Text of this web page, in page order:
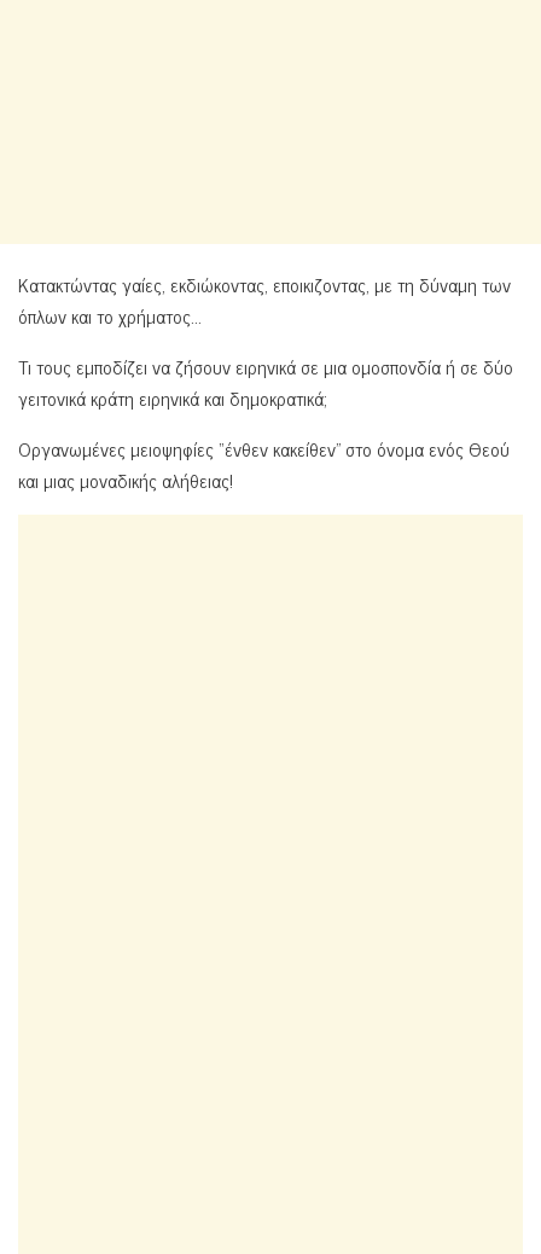
Κατακτώντας γαίες, εκδιώκοντας, εποικιζοντας, με τη δύναμη των
όπλων και το χρήματος…
Τι τους εμποδίζει να ζήσουν ειρηνικά σε μια ομοσπονδία ή σε δύο
γειτονικά κράτη ειρηνικά και δημοκρατικά;
Οργανωμένες μειοψηφίες “ένθεν κακείθεν” στο όνομα ενός Θεού
και μιας μοναδικής αλήθειας!